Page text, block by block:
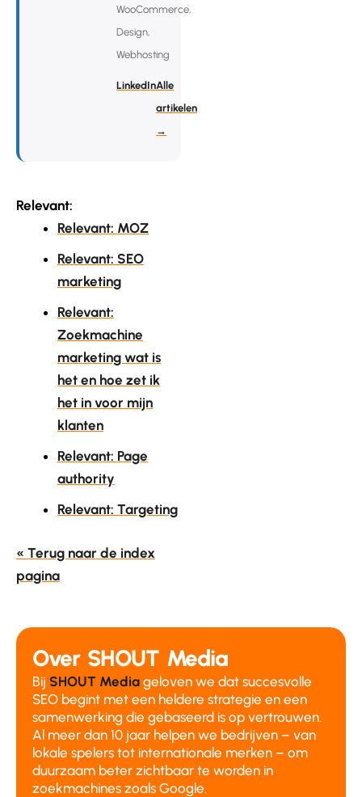
WooCommerce,
Design,
Webhosting
LinkedInAlle
artikelen
→
Relevant:
Relevant: MOZ
Relevant: SEO
marketing
Relevant:
Zoekmachine
marketing wat is
het en hoe zet ik
het in voor mijn
klanten
Relevant: Page
authority
Relevant: Targeting
« Terug naar de index
pagina
Over SHOUT Media
Bij SHOUT Media geloven we dat succesvolle
SEO begint met een heldere strategie en een
samenwerking die gebaseerd is op vertrouwen.
Al meer dan 10 jaar helpen we bedrijven – van
lokale spelers tot internationale merken – om
duurzaam beter zichtbaar te worden in
zoekmachines zoals Google.